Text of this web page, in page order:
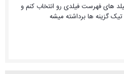
های فهرست فیلدی رو انتخاب کنم و